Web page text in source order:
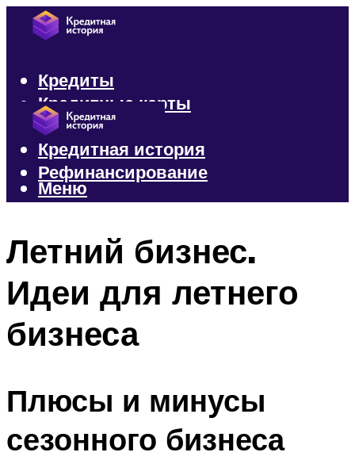
Кредиты
Кредитные карты
Микрозаймы
Кредитная история
Рефинансирование
Меню
Летний бизнес.
Идеи для летнего
бизнеса
Плюсы и минусы
сезонного бизнеса